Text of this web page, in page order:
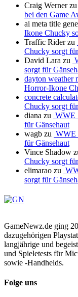
Craig Wernerzu
bei den Game
ai meta title
Ikone Chucky
Traffic Riderzu
Chucky sorgt
David Lara zu
sorgt für
dayton weather
Horror-Ikone
concrete
Chucky sorgt
diana zu WWE
für Gänsehaut
wagb zu WWE
für Gänsehaut
Vince Shadow
Chucky sorgt
elimarao zu
sorgt für
GameNewz.de ging
dazugehörigen
langjährige und
und Spieletests für
sowie -Handhelds.
Folge uns